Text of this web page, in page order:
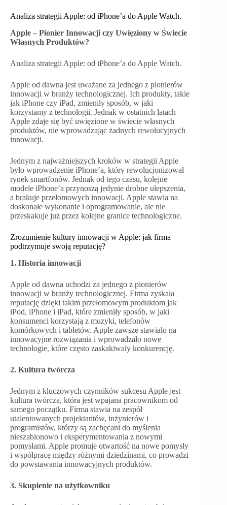
Analiza strategii Apple: od iPhone’a do Apple Watch.
Apple – Pionier Innowacji czy Uwięziony w Świecie
Własnych Produktów?
Analiza strategii Apple: od iPhone’a do Apple Watch.
Apple od dawna jest uważane za jednego z pionierów
innowacji w branży technologicznej. Ich produkty, takie
jak iPhone czy iPad, zmieniły sposób, w jaki
korzystamy z technologii. Jednak w ostatnich latach
Apple zdaje się być uwięzione w świecie własnych
produktów, nie wprowadzając żadnych rewolucyjnych
innowacji.
Jednym z najważniejszych kroków w strategii Apple
było wprowadzenie iPhone’a, który rewolucjonizował
rynek smartfonów. Jednak od tego czasu, kolejne
modele iPhone’a przynoszą jedynie drobne ulepszenia,
a brakuje przełomowych innowacji. Apple stawia na
doskonałe wykonanie i oprogramowanie, ale nie
przeskakuje już przez kolejne granice technologiczne.
Zrozumienie kultury innowacji w Apple: jak firma
podtrzymuje swoją reputację?
1. Historia innowacji
Apple od dawna uchodzi za jednego z pionierów
innowacji w branży technologicznej. Firma zyskała
reputację dzięki takim przełomowym produktom jak
iPod, iPhone i iPad, które zmieniły sposób, w jaki
konsumenci korzystają z muzyki, telefonów
komórkowych i tabletów. Apple zawsze stawiało na
innowacyjne rozwiązania i wprowadzało nowe
technologie, które często zaskakiwały konkurencję.
2. Kultura twórcza
Jednym z kluczowych czynników sukcesu Apple jest
kultura twórcza, która jest wpajana pracownikom od
samego początku. Firma stawia na zespół
utalentowanych projektantów, inżynierów i
programistów, którzy są zachęcani do myślenia
nieszablonowo i eksperymentowania z nowymi
pomysłami. Apple promuje otwartość na nowe pomysły
i współpracę między różnymi dziedzinami, co prowadzi
do powstawania innowacyjnych produktów.
3. Skupienie na użytkowniku